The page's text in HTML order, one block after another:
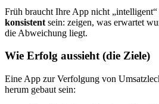
Früh braucht Ihre App nicht
konsistent sein: zeigen, was erwartet
die Abweichung liegt.
Wie Erfolg aussieht (die Ziele)
Eine App zur Verfolgung von
herum gebaut sein: